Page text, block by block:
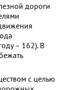
дороги
– 162). В
с целью